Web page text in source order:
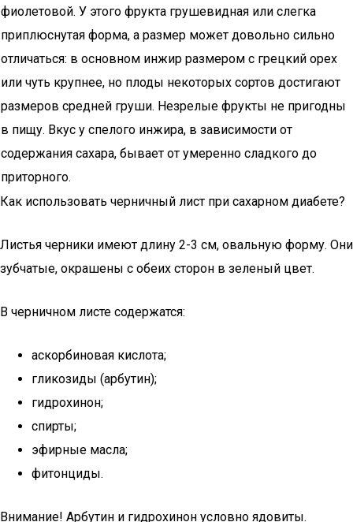
фиолетовой. У этого фрукта грушевидная или слегка
приплюснутая форма, а размер может довольно сильно
отличаться: в основном инжир размером с грецкий орех
или чуть крупнее, но плоды некоторых сортов достигают
размеров средней груши. Незрелые фрукты не пригодны
в пищу. Вкус у спелого инжира, в зависимости от
содержания сахара, бывает от умеренно сладкого до
приторного.
Как использовать черничный лист при сахарном диабете?
Листья черники имеют длину 2-3 см, овальную форму. Они
зубчатые, окрашены с обеих сторон в зеленый цвет.
В черничном листе содержатся:
аскорбиновая кислота;
гликозиды (арбутин);
гидрохинон;
спирты;
эфирные масла;
фитонциды.
Внимание! Арбутин и гидрохинон условно ядовиты.